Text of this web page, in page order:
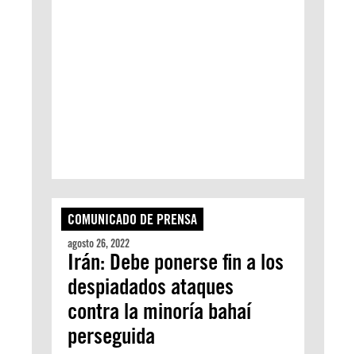
COMUNICADO DE PRENSA
agosto 26, 2022
Irán: Debe ponerse fin a los
despiadados ataques
contra la minoría bahaí
perseguida